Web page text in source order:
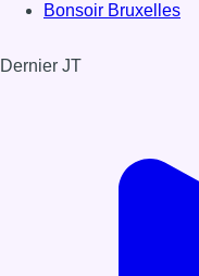
Bonsoir Bruxelles
Dernier JT